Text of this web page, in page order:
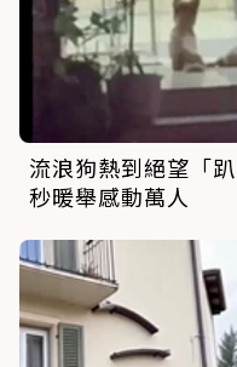
流浪狗熱到絕望「
秒暖舉感動萬人